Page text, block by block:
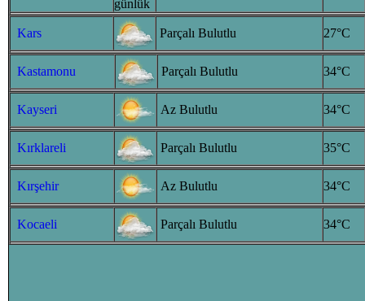
Kars Parçalı Bulutlu 27°C
Kastamonu Parçalı Bulutlu 34°C
Kayseri Az Bulutlu 34°C
Kırklareli Parçalı Bulutlu 35°C
Kırşehir Az Bulutlu 34°C
Kocaeli Parçalı Bulutlu 34°C